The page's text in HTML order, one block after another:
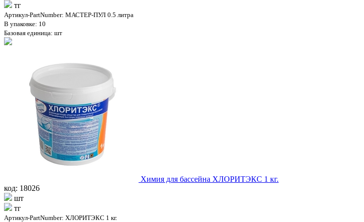
тг
Артикул-PartNumber: МАСТЕР-ПУЛ 0.5 литра
В упаковке: 10
Базовая единица: шт
Химия для бассейна ХЛОРИТЭКС 1 кг.
код: 18026
шт
тг
Артикул-PartNumber: ХЛОРИТЭКС 1 кг.